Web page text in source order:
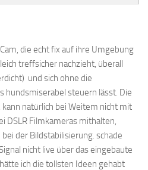
die echt fix auf ihre Umgebung
treffsicher nachzieht, überall
und sich ohne die
hundsmiserabel steuern lässt. Die
natürlich bei Weitem nicht mit
DSLR Filmkameras mithalten,
der Bildstabilisierung. schade
nicht live über das eingebaute
ich die tollsten Ideen gehabt